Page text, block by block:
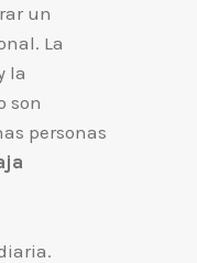
un
La
la
son
personas